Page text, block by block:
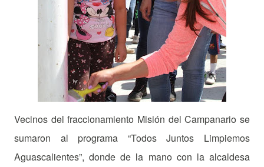
Vecinos del fraccionamiento Misión del Campanario se
sumaron al programa “Todos Juntos Limpiemos
Aguascalientes”, donde de la mano con la alcaldesa